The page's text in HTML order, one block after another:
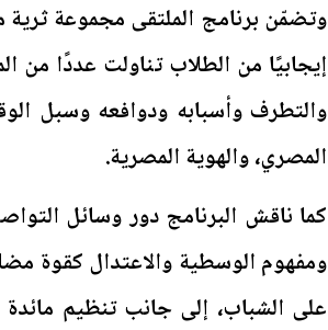
وتضمّن برنامج الملتقى مجموعة
إيجابيًا من الطلاب تناولت عددًا من
والتطرف وأسبابه ودوافعه وسبل
المصري، والهوية المصرية.
كما ناقش البرنامج دور وسائل
ومفهوم الوسطية والاعتدال كقوة
على الشباب، إلى جانب تنظيم